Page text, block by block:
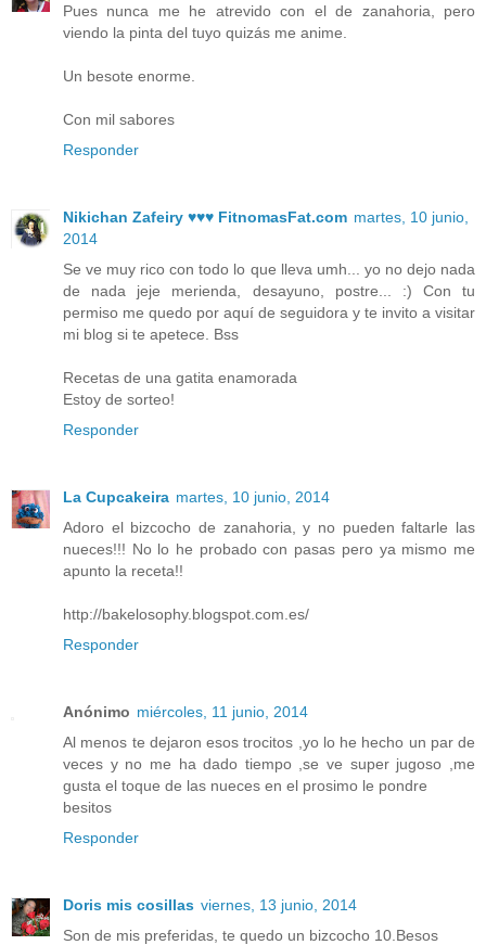
Pues nunca me he atrevido con el de zanahoria, pero
viendo la pinta del tuyo quizás me anime.
Un besote enorme.
Con mil sabores
Responder
Nikichan Zafeiry ♥♥♥ FitnomasFat.com martes, 10 junio,
2014
Se ve muy rico con todo lo que lleva umh... yo no dejo nada
de nada jeje merienda, desayuno, postre... :) Con tu
permiso me quedo por aquí de seguidora y te invito a visitar
mi blog si te apetece. Bss
Recetas de una gatita enamorada
Estoy de sorteo!
Responder
La Cupcakeira martes, 10 junio, 2014
Adoro el bizcocho de zanahoria, y no pueden faltarle las
nueces!!! No lo he probado con pasas pero ya mismo me
apunto la receta!!
http://bakelosophy.blogspot.com.es/
Responder
Anónimo miércoles, 11 junio, 2014
Al menos te dejaron esos trocitos ,yo lo he hecho un par de
veces y no me ha dado tiempo ,se ve super jugoso ,me
gusta el toque de las nueces en el prosimo le pondre
besitos
Responder
Doris mis cosillas viernes, 13 junio, 2014
Son de mis preferidas, te quedo un bizcocho 10.Besos